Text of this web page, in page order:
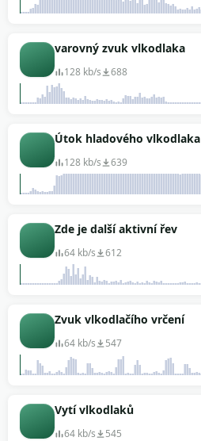
varovný zvuk vlkodlaka
128 kb/s 688
Útok hladového vlkodlaka
128 kb/s 639
Zde je další aktivní řev
64 kb/s 612
Zvuk vlkodlačího vrčení
64 kb/s 547
Vytí vlkodlaků
64 kb/s 545